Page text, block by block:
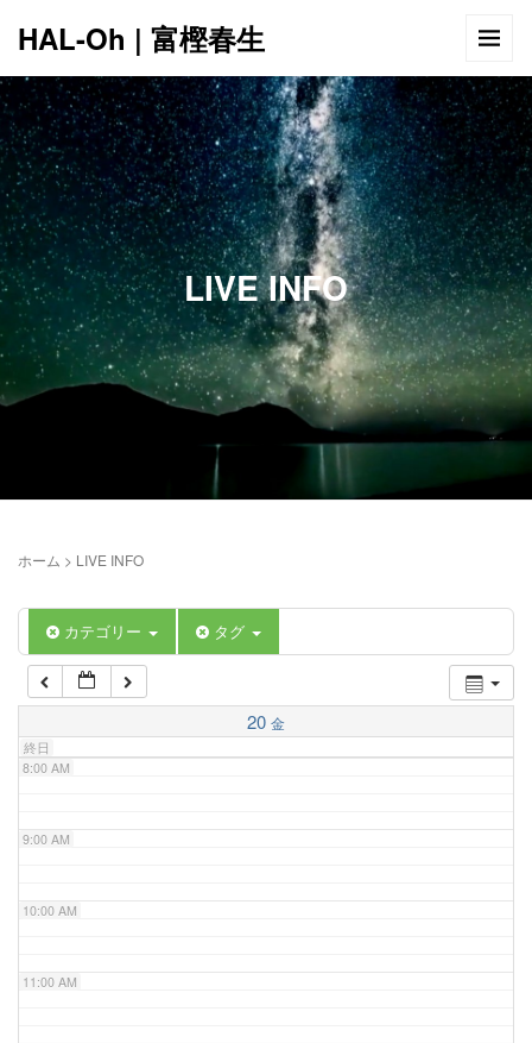
HAL-Oh | 富樫春生
LIVE INFO
ホーム > LIVE INFO
カテゴリー タグ
20 金
終日
12:00 AM
1:00 AM
2:00 AM
5:00 AM
6:00 AM
7:00 AM
8:00 AM
9:00 AM
10:00 AM
11:00 AM